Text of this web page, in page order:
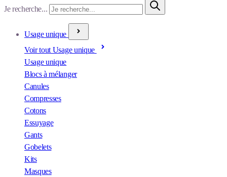
Je recherche...
Usage unique
Voir tout Usage unique
Usage unique
Blocs à mélanger
Canules
Compresses
Cotons
Essuyage
Gants
Gobelets
Kits
Masques